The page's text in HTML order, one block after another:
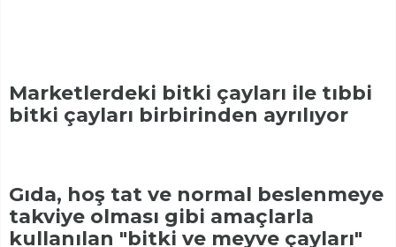
Marketlerdeki bitki çayları ile tıbbi
bitki çayları birbirinden ayrılıyor
Gıda, hoş tat ve normal beslenmeye
takviye olması gibi amaçlarla
kullanılan "bitki ve meyve çayları"